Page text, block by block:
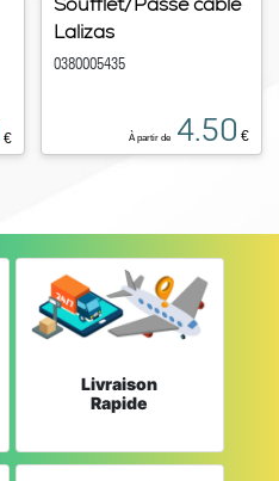
€
Lalizas
0380005435
À partir de 4.50 €
Livraison
Rapide